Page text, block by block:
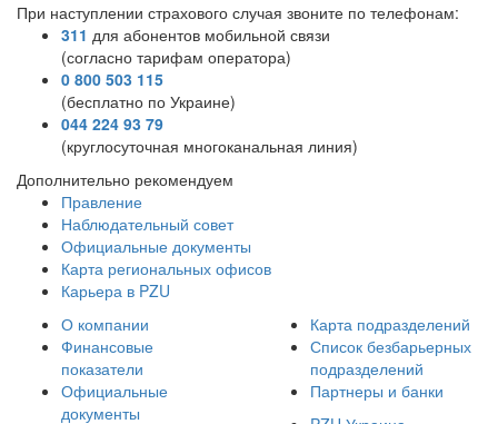
При наступлении страхового случая звоните по телефонам:
311 для абонентов мобильной связи
(согласно тарифам оператора)
0 800 503 115
(бесплатно по Украине)
044 224 93 79
(круглосуточная многоканальная линия)
Дополнительно рекомендуем
Правление
Наблюдательный совет
Официальные документы
Карта региональных офисов
Карьера в PZU
О компании
Финансовые
показатели
Официальные
документы
Карта подразделений
Список безбарьерных
подразделений
Партнеры и банки